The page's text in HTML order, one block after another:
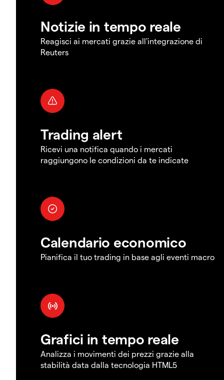
Notizie in tempo reale
Reagisci ai mercati grazie all'integrazione di
Reuters
Trading alert
Ricevi una notifica quando i mercati
raggiungono le condizioni da te indicate
Calendario economico
Pianifica il tuo trading in base agli eventi macro
Grafici in tempo reale
Analizza i movimenti dei prezzi grazie alla
stabilità data dalla tecnologia HTML5